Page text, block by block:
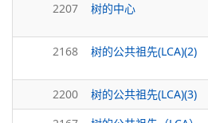
2207 树的中心
2168 树的公共祖先(LCA)(2)
2200 树的公共祖先(LCA)(3)